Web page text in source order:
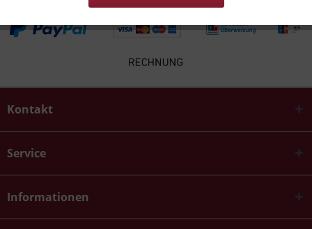
Kontakt
Service
Informationen